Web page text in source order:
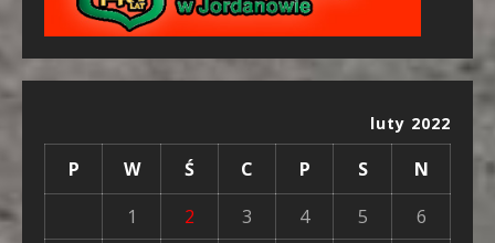
luty 2022
P W Ś C P S
N
1
2 3 4 5 6